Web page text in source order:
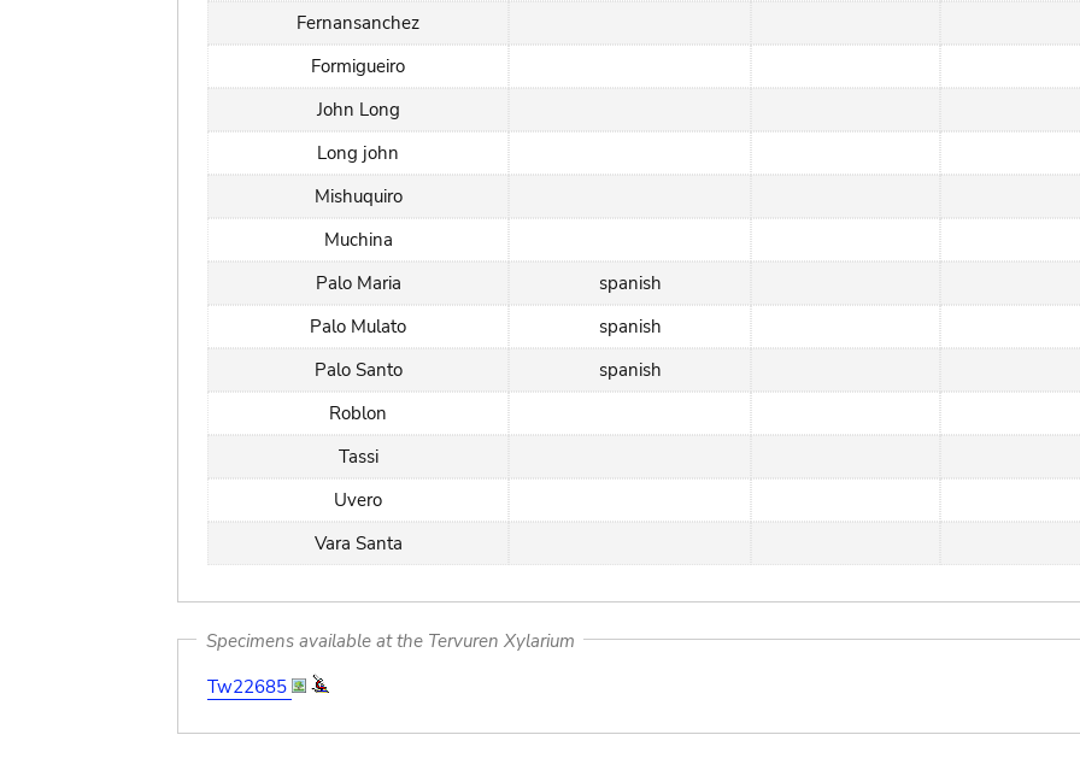
Fernansanchez
Formigueiro
John Long
Long john
Mishuquiro
Muchina
Palo Maria
spanish
Palo Mulato
spanish
Palo Santo
spanish
Roblon
Tassi
Uvero
Vara Santa
Specimens available at the Tervuren Xylarium
Tw22685